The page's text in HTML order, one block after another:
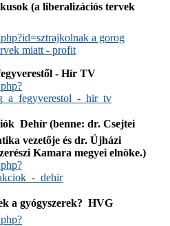
(a liberalizációs tervek
a gorog
miatt - profit
- Hír TV
_hir_tv
 Dehír (benne: dr. Csejtei
vezetője és dr. Újházi
Kamara megyei elnöke.)
_dehir
a gyógyszerek?  HVG